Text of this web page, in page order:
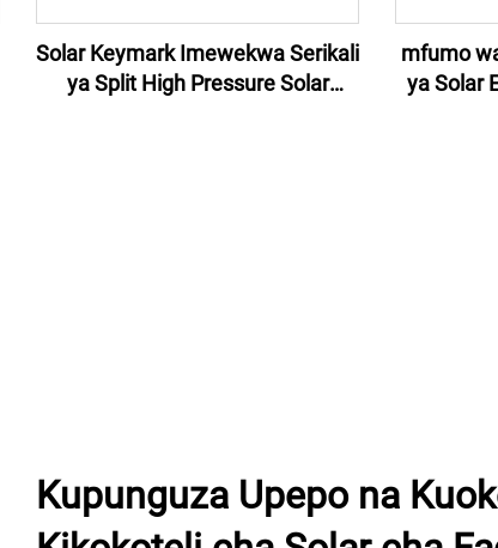
Solar Keymark Imewekwa Serikali
ya Split High Pressure Solar
mfumo
ya Solar
Kupunguza Upepo na